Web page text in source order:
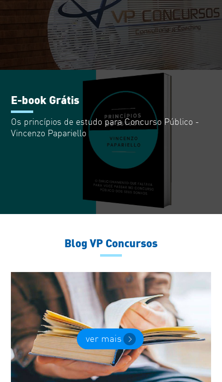
E-book Grátis
Os princípios de estudo para Concurso Público -
Vincenzo Papariello
Blog VP Concursos
ver mais